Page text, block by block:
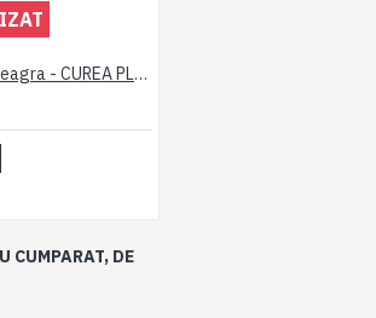
Curea Simpla Neagra - CUREA PLAIN NEAGRA - 2XL 3XL 4XL 5XL 6XL 7XL
CUMPARAT, DE